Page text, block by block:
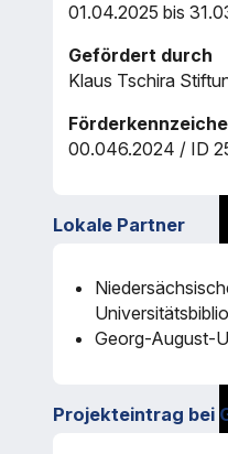
01.04.2025 bis
Gefördert durch
Klaus Tschira
00.046.2024 / ID
Lokale Partner
Georg-August-
Projekteintrag bei